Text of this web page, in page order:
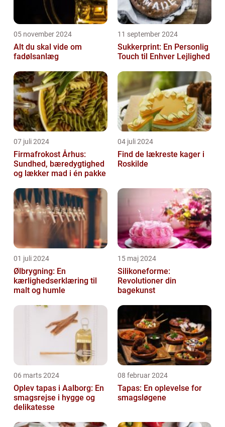
05 november 2024
Alt du skal vide om
fadølsanlæg
11 september 2024
Sukkerprint: En Personlig
Touch til Enhver Lejlighed
07 juli 2024
Firmafrokost Århus:
Sundhed, bæredygtighed
og lækker mad i én pakke
04 juli 2024
Find de lækreste kager i
Roskilde
01 juli 2024
Ølbrygning: En
kærlighedserklæring til
malt og humle
15 maj 2024
Silikoneforme:
Revolutioner din
bagekunst
06 marts 2024
Oplev tapas i Aalborg: En
smagsrejse i hygge og
delikatesse
08 februar 2024
Tapas: En oplevelse for
smagsløgene